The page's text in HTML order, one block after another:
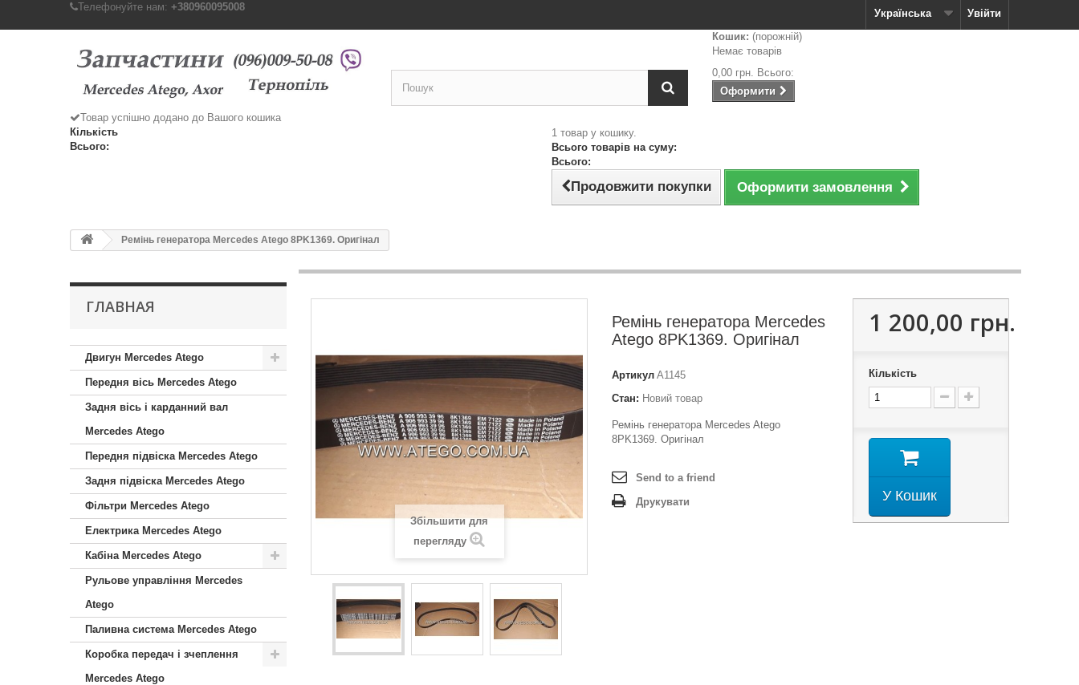
Увійти
Українська
Телефонуйте нам: +380960095008
Кошик: (порожній)
Немає товарів
0,00 грн. Всього:
Оформити
Товар успішно додано до Вашого кошика
Кількість
Всього:
1 товар у кошику.
Всього товарів на суму:
Всього:
Продовжити покупки Оформити замовлення
Ремінь генератора Mercedes Atego 8PK1369. Оригінал
ГЛАВНАЯ
Двигун Mercedes Atego
Передня вісь Mercedes Atego
Задня вісь і карданний вал
Mercedes Atego
Передня підвіска Mercedes Atego
Задня підвіска Mercedes Atego
Фільтри Mercedes Atego
Електрика Mercedes Atego
Кабіна Mercedes Atego
Рульове управління Mercedes
Atego
Паливна система Mercedes Atego
Коробка передач і зчеплення
Mercedes Atego
Збільшити для
перегляду
Ремінь генератора Mercedes
Atego 8PK1369. Оригінал
Артикул A1145
Стан: Новий товар
Ремінь генератора Mercedes Atego
8PK1369. Оригінал
Send to a friend
Друкувати
1 200,00 грн.
Кількість
У Кошик